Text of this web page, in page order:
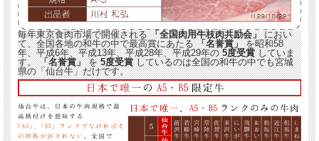
毎年東京食肉市場で開催される「全国肉用牛枝肉共励会」におい
て、全国各地の和牛の中で最高賞にあたる「名誉賞」を昭和58
年、平成6年、平成13年、平成28年、平成29年の5度受賞していま
す。「名誉賞」を5度受賞しているのは全国の和牛の中でも宮城
県の「仙台牛」だけです。